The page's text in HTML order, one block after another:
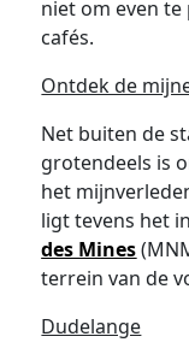
niet om even te
cafés.
Ontdek de
Net buiten de
grotendeels is
het
ligt tevens het
des Mines
terrein van de
Dudelange